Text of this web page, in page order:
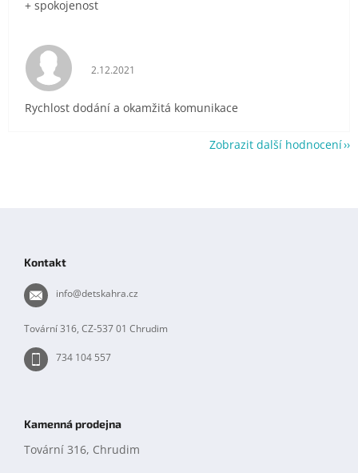
+ spokojenost
Hodnocení obchodu je 5 z 5 hvězdiček.
2.12.2021
Rychlost dodání a okamžitá komunikace
Zobrazit další hodnocení
Kontakt
info@detskahra.cz
Tovární 316, CZ-537 01 Chrudim
734 104 557
Kamenná prodejna
Tovární 316, Chrudim